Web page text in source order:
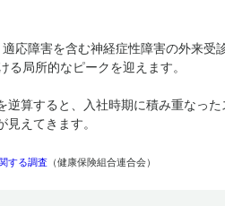
適応障害を含む神経症性障害の外来受
局所的なピークを迎えます。
算すると、入社時期に積み重なった
えてきます。
する調査 （健康保険組合連合会）